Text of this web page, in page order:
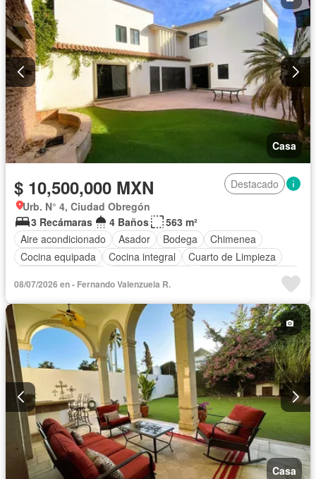
Casa
$ 10,500,000 MXN
Destacado
Urb. N° 4, Ciudad Obregón
3 Recámaras
4 Baños
563 m²
Aire acondicionado
Asador Bodega
Chimenea
Cocina equipada
Cocina integral
Cuarto de Limpieza
Recámara con closet
Sala polivalente
Terraza
08/07/2026 en - Fernando Valenzuela R.
Casa